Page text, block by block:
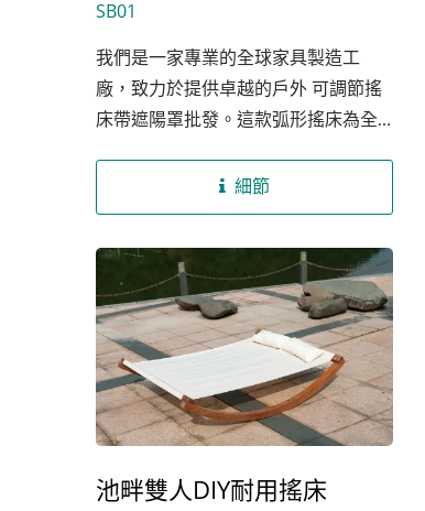
SB01
我們是一家專業的全球家具製造工
廠，致力於提供卓越的戶外 可調節搖
床帶遮陽罩批發。這款弧形搖床為全
路零售家具經銷商、批發餐廳家具供
應商、區域家具經銷商以及渡假村、
美觀的戶外家具，更是功能和設計的
完美結合，為您的客戶帶來無與倫比
的戶外享受。我們在越南和中國擁有
專業的設計團隊和先進的生產設施，
確保每一件產品都經過精心設計和嚴
格品質控制。我們致力於按時交貨，
滿足市場的需求。
細節
池畔雙人DIY耐用搖床